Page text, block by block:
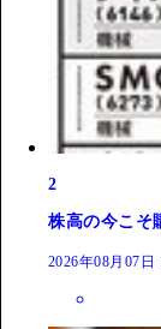
2
株高の今こそ
2026年08月07日